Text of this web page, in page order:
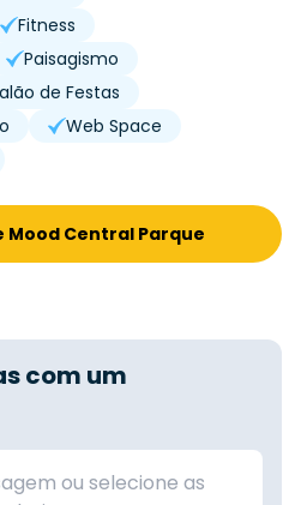
Fitness
Paisagismo
de Festas
Web Space
Mood Central Parque
com um